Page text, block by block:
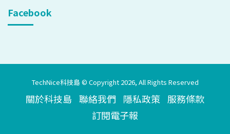
Facebook
TechNice科技島 © Copyright 2026, All Rights Reserved
關於科技島 聯絡我們 隱私政策 服務條款
訂閱電子報